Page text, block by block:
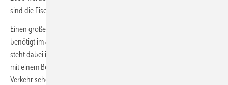
sind die Eisen- und Stahlindustrie sowie die chemische Industrie.
Einen großen Bedarf sehen die Studien auch im Verkehrssektor. Er
benötigt im Jahr 2050 zwischen 150 und 300 TWh für eFuels. Im Fokus
steht dabei insbesondere der internationale Flug- und Schiffsverkehr
mit einem Bedarf von 140 bis 200 TWh. Im straßengebundenen
Verkehr sehen neuere Studien das größte Potenzial im